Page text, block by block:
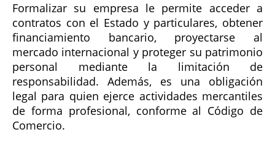
Formalizar su empresa le permite acceder a
contratos con el Estado y particulares, obtener
financiamiento bancario, proyectarse al
mercado internacional y proteger su patrimonio
personal mediante la limitación de
responsabilidad. Además, es una obligación
legal para quien ejerce actividades mercantiles
de forma profesional, conforme al Código de
Comercio.